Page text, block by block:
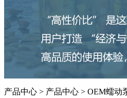
产品中心 > 产品中心 > OEM蠕动